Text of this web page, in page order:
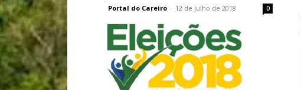
Portal do Careiro - 12 de julho de 2018 0